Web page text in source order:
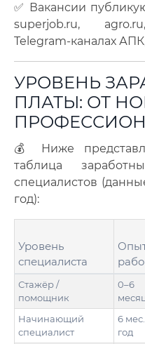
✅ Вакансии
superjob.ru,
Telegram-каналах
УРОВЕНЬ
ПЛАТЫ: ОТ
💰 Ниже
таблица
специалистов
год):
Уровень
специалиста
Стажёр /
помощник
0–6
Начинающий
специалист
6 мес.
год